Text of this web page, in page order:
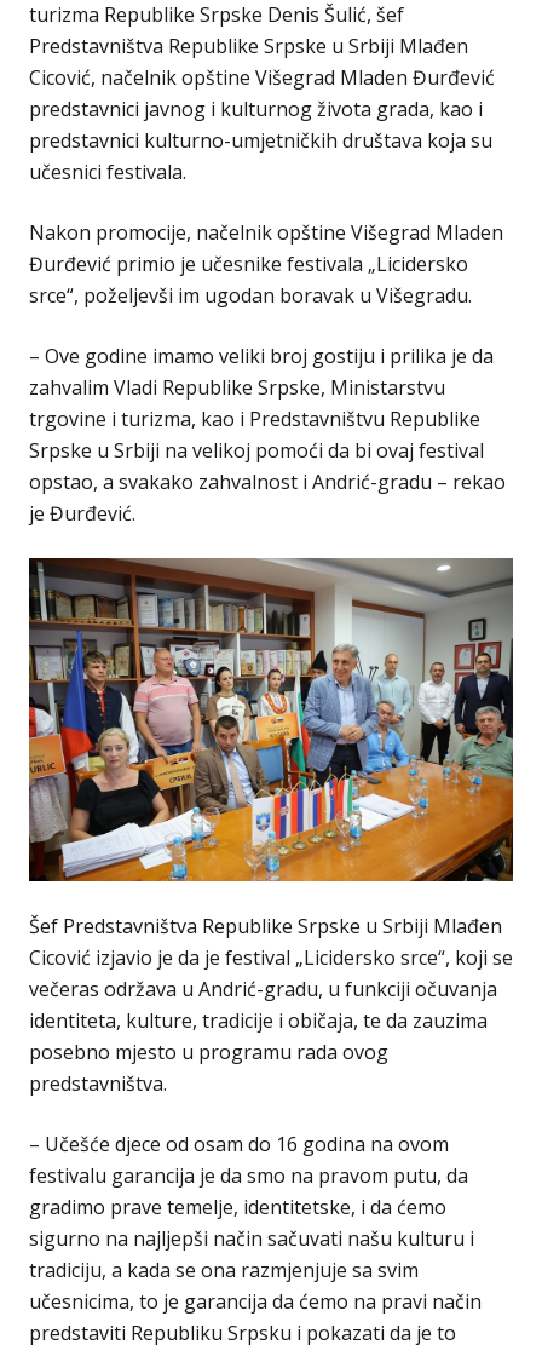
turizma Republike Srpske Denis Šulić, šef
Predstavništva Republike Srpske u Srbiji Mlađen
Cicović, načelnik opštine Višegrad Mladen Đurđević
predstavnici javnog i kulturnog života grada, kao i
predstavnici kulturno-umjetničkih društava koja su
učesnici festivala.
Nakon promocije, načelnik opštine Višegrad Mladen
Đurđević primio je učesnike festivala „Licidersko
srce“, poželjevši im ugodan boravak u Višegradu.
– Ove godine imamo veliki broj gostiju i prilika je da
zahvalim Vladi Republike Srpske, Ministarstvu
trgovine i turizma, kao i Predstavništvu Republike
Srpske u Srbiji na velikoj pomoći da bi ovaj festival
opstao, a svakako zahvalnost i Andrić-gradu – rekao
je Đurđević.
Šef Predstavništva Republike Srpske u Srbiji Mlađen
Cicović izjavio je da je festival „Licidersko srce“, koji se
večeras održava u Andrić-gradu, u funkciji očuvanja
identiteta, kulture, tradicije i običaja, te da zauzima
posebno mjesto u programu rada ovog
predstavništva.
– Učešće djece od osam do 16 godina na ovom
festivalu garancija je da smo na pravom putu, da
gradimo prave temelje, identitetske, i da ćemo
sigurno na najljepši način sačuvati našu kulturu i
tradiciju, a kada se ona razmjenjuje sa svim
učesnicima, to je garancija da ćemo na pravi način
predstaviti Republiku Srpsku i pokazati da je to